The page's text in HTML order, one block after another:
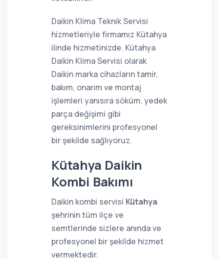
Daikin Klima Teknik Servisi
hizmetleriyle firmamız Kütahya
ilinde hizmetinizde. Kütahya
Daikin Klima Servisi olarak
Daikin marka cihazların tamir,
bakım, onarım ve montaj
işlemleri yanısıra söküm, yedek
parça değişimi gibi
gereksinimlerini profesyonel
bir şekilde sağlıyoruz.
Kütahya Daikin
Kombi Bakımı
Daikin kombi servisi Kütahya
şehrinin tüm ilçe ve
semtlerinde sizlere anında ve
profesyonel bir şekilde hizmet
vermektedir.